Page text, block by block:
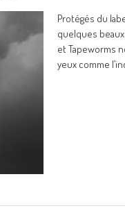
Protégés du
quelques
et Tapeworms
yeux comme